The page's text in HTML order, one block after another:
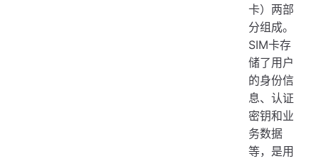
卡）两部
分组成。
SIM卡存
储了用户
的身份信
息、认证
密钥和业
务数据
等，是用